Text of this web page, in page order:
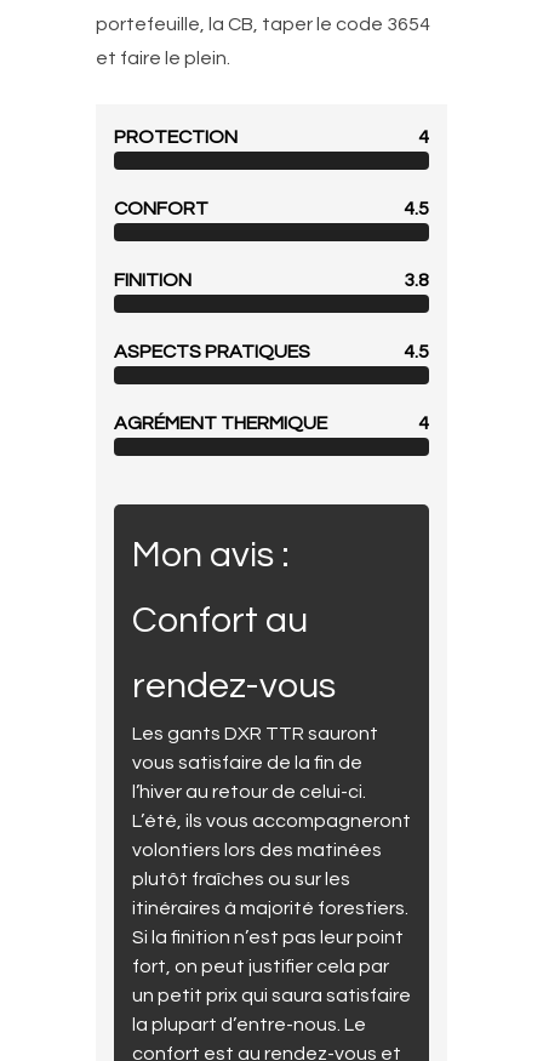
portefeuille, la CB, taper le code 3654
et faire le plein.
PROTECTION 4
CONFORT 4.5
FINITION 3.8
ASPECTS PRATIQUES 4.5
AGRÉMENT THERMIQUE 4
Mon avis :
Confort au
rendez-vous
Les gants DXR TTR sauront
vous satisfaire de la fin de
l’hiver au retour de celui-ci.
L’été, ils vous accompagneront
volontiers lors des matinées
plutôt fraîches ou sur les
itinéraires à majorité forestiers.
Si la finition n’est pas leur point
fort, on peut justifier cela par
un petit prix qui saura satisfaire
la plupart d’entre-nous. Le
confort est au rendez-vous et